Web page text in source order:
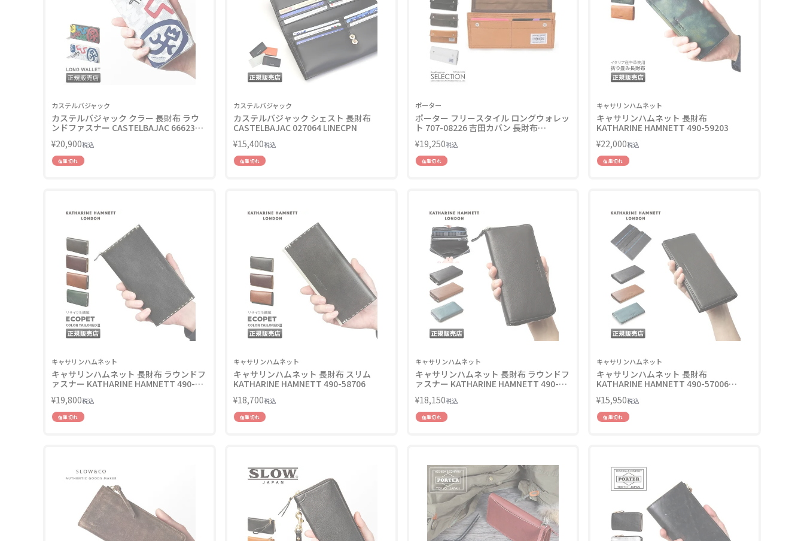
カステルバジャック
カステルバジャック クラー 長財布 ラウ
ンドファスナー CASTELBAJAC 66623
¥20,900税込
在庫切れ
カステルバジャック
カステルバジャック シェスト 長財布
CASTELBAJAC 027064 LINECPN
¥15,400税込
在庫切れ
ポーター
ポーター フリースタイル ロングウォレッ
ト 707-08226 吉田カバン 長財布
¥19,250税込
在庫切れ
キャサリンハムネット
キャサリンハムネット 長財布
KATHARINE HAMNETT 490-59203
¥22,000税込
在庫切れ
キャサリンハムネット
キャサリンハムネット 長財布 ラウンドフ
ァスナー KATHARINE HAMNETT 490-
¥19,800税込
在庫切れ
キャサリンハムネット
キャサリンハムネット 長財布 スリム
KATHARINE HAMNETT 490-58706
¥18,700税込
在庫切れ
キャサリンハムネット
キャサリンハムネット 長財布 ラウンドフ
ァスナー KATHARINE HAMNETT 490-
¥18,150税込
在庫切れ
キャサリンハムネット
キャサリンハムネット 長財布
KATHARINE HAMNETT 490-57006
¥15,950税込
在庫切れ